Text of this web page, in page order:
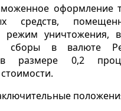
оформление
средств,
режим уничтожения,
сборы в валюте
в размере 0,2